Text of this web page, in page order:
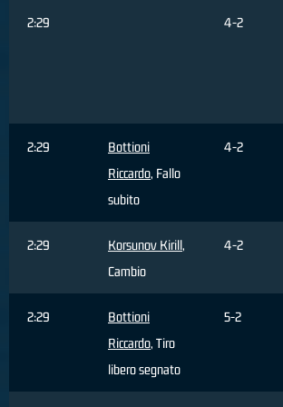
2:29 4-2
2:29
Bottioni
Riccardo, Fallo
subito
4-2
2:29 Korsunov Kirill,
Cambio
4-2
2:29
Bottioni
Riccardo, Tiro
libero segnato
5-2